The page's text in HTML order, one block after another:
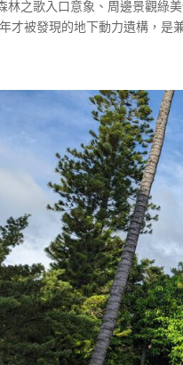
林之歌入口意象、周邊景觀綠
才被發現的地下動力遺構，是